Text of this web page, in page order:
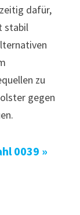
dafür,
stabil
zu
gegen
0039 »